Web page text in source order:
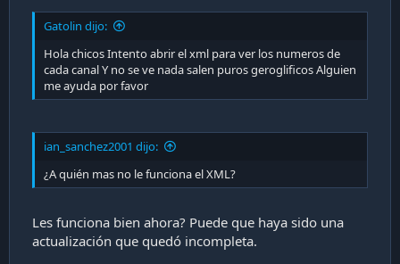
c
i
n
Gatolin dijo:
Hola chicos Intento abrir el xml para ver los numeros de
cada canal Y no se ve nada salen puros geroglificos Alguien
me ayuda por favor
ian_sanchez2001 dijo:
¿A quién mas no le funciona el XML?
Les funciona bien ahora? Puede que haya sido una
actualización que quedó incompleta.